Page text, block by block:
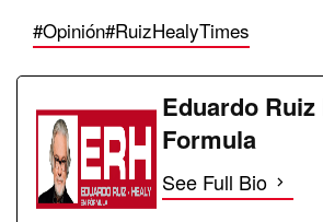
#Opinión#RuizHealyTimes
Eduardo Ruiz
Formula
See Full Bio